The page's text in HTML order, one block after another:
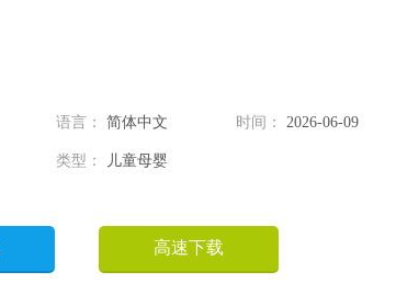
语言： 简体中文 时间： 2026-06-09
类型： 儿童母婴
高速下载